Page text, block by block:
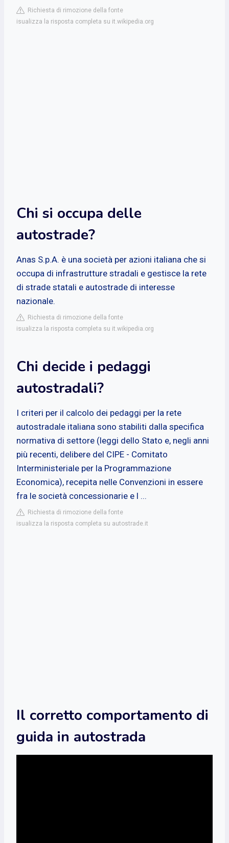
Richiesta di rimozione della fonte
isualizza la risposta completa su it.wikipedia.org
Chi si occupa delle
autostrade?
Anas S.p.A. è una società per azioni italiana che si
occupa di infrastrutture stradali e gestisce la rete
di strade statali e autostrade di interesse
nazionale.
Richiesta di rimozione della fonte
isualizza la risposta completa su it.wikipedia.org
Chi decide i pedaggi
autostradali?
I criteri per il calcolo dei pedaggi per la rete
autostradale italiana sono stabiliti dalla specifica
normativa di settore (leggi dello Stato e, negli anni
più recenti, delibere del CIPE - Comitato
Interministeriale per la Programmazione
Economica), recepita nelle Convenzioni in essere
fra le società concessionarie e l ...
Richiesta di rimozione della fonte
isualizza la risposta completa su autostrade.it
Il corretto comportamento di
guida in autostrada